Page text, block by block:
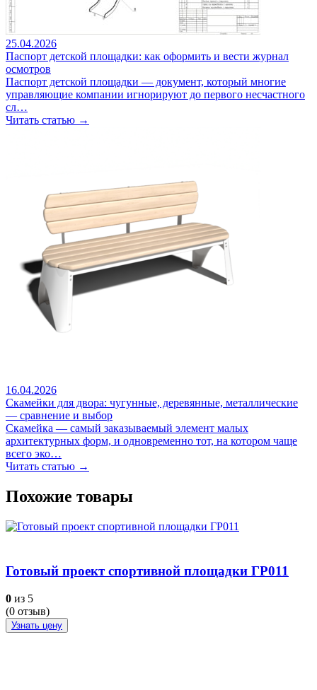
25.04.2026
Паспорт детской площадки: как оформить и вести журнал
осмотров
Паспорт детской площадки — документ, который многие
управляющие компании игнорируют до первого несчастного
сл…
Читать статью →
16.04.2026
Скамейки для двора: чугунные, деревянные, металлические
— сравнение и выбор
Скамейка — самый заказываемый элемент малых
архитектурных форм, и одновременно тот, на котором чаще
всего эко…
Читать статью →
Похожие товары
Готовый проект спортивной площадки ГР011
0 из 5
(0 отзыв)
Узнать цену